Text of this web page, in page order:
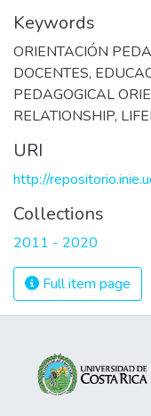
Keywords
ORIENTACIÓN
DOCENTES,
PEDAGOGICAL
RELATIONSHIP,
URI
http://
Collections
2011 - 2020
Full item page